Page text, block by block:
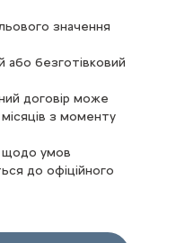
значення
або безготівковий
договір може
з моменту
щодо умов
до офіційного
від дати
значення
договір може
з моменту
щодо умов
до офіційного